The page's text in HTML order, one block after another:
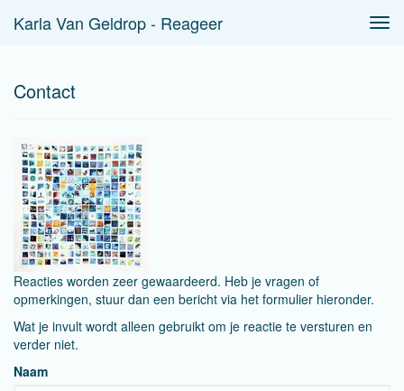
Karla Van Geldrop - Reageer
Contact
Reacties worden zeer gewaardeerd. Heb je vragen of
opmerkingen, stuur dan een bericht via het formulier hieronder.
Wat je invult wordt alleen gebruikt om je reactie te versturen en
verder niet.
Naam